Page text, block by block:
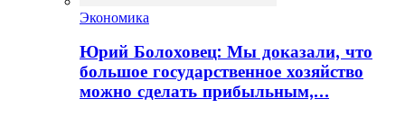
Экономика
Юрий Болоховец: Мы доказали, что
большое государственное хозяйство
можно сделать прибыльным,…